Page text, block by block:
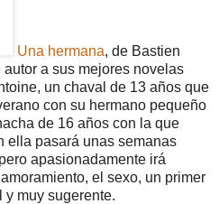
Una hermana, de Bastien
a sus mejores novelas
un chaval de 13 años que
con su hermano pequeño
de 16 años con la que
ella pasará unas semanas
apasionadamente irá
el sexo, un primer
y muy sugerente.